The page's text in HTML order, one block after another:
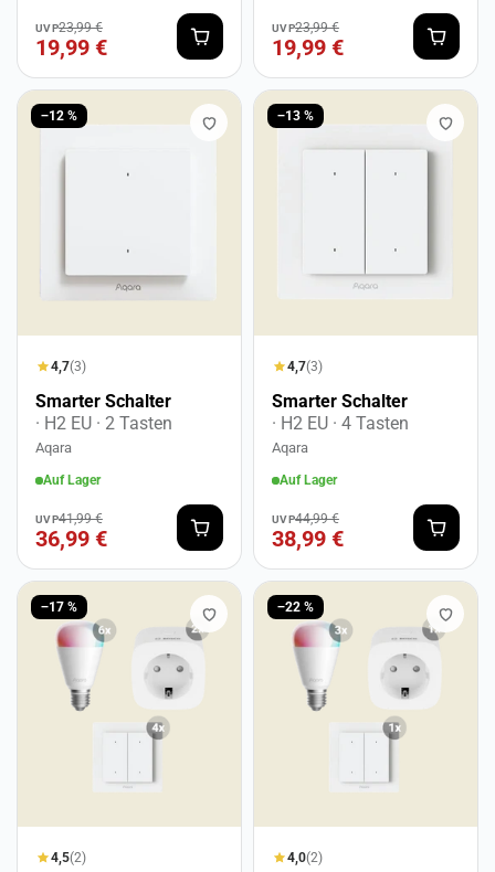
UVP23,99 €
19,99 €
UVP23,99 €
19,99 €
−12 %
4,7(3)
Smarter Schalter
· H2 EU · 2 Tasten
Aqara
Auf Lager
UVP41,99 €
36,99 €
−13 %
4,7(3)
Smarter Schalter
· H2 EU · 4 Tasten
Aqara
Auf Lager
UVP44,99 €
38,99 €
−17 %
4,5(2)
−22 %
4,0(2)